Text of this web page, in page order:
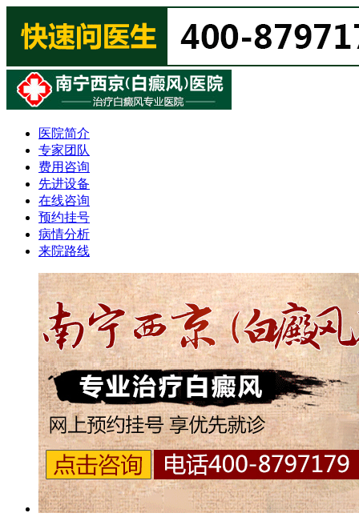
医院简介
专家团队
费用咨询
先进设备
在线咨询
预约挂号
病情分析
来院路线